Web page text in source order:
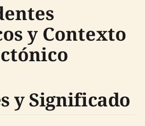
y Contexto
y Significado